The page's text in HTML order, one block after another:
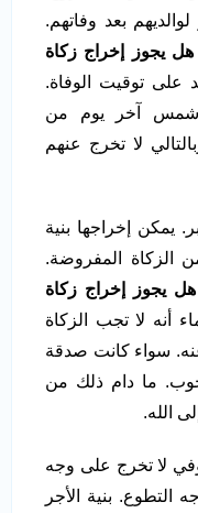
بعد وفاتهم.
هل يجوز إخراج زكاة
على توقيت الوفاة.
شمس آخر يوم من
لا تخرج عنهم
يمكن إخراجها بنية
الزكاة المفروضة.
هل يجوز إخراج زكاة
أنه لا تجب الزكاة
سواء كانت صدقة
ما دام ذلك من
الله.
لا تخرج على وجه
التطوع. بنية الأجر